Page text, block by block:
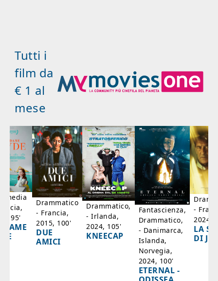
Tutti i
film da
€ 1 al
mese
95'
Drammatico
- Francia,
2015, 100'
DUE
AMICI
Drammatico,
- Irlanda,
2024, 105'
KNEECAP
Fantascienza,
Drammatico,
- Danimarca,
Islanda,
Norvegia,
2024, 100'
ETERNAL -
-
2024,
LA
DI